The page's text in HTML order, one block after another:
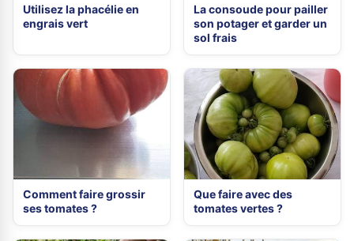
Utilisez la phacélie en
engrais vert
La consoude pour pailler
son potager et garder un
sol frais
Comment faire grossir
ses tomates ?
Que faire avec des
tomates vertes ?